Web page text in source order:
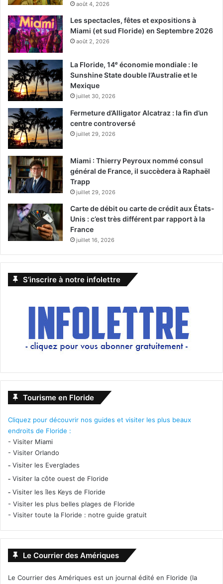
août 4, 2026
Les spectacles, fêtes et expositions à
Miami (et sud Floride) en Septembre 2026
août 2, 2026
La Floride, 14ᵉ économie mondiale : le
Sunshine State double l’Australie et le
Mexique
juillet 30, 2026
Fermeture d’Alligator Alcatraz : la fin d’un
centre controversé
juillet 29, 2026
Miami : Thierry Peyroux nommé consul
général de France, il succèdera à Raphaël
Trapp
juillet 29, 2026
Carte de débit ou carte de crédit aux États-
Unis : c’est très différent par rapport à la
France
juillet 16, 2026
S’inscrire à notre infolettre
Tourisme en Floride
Cliquez pour découvrir nos guides et visiter les plus beaux
endroits de Floride :
- Visiter Miami
- Visiter Orlando
- Visiter les Everglades
- Visiter la côte ouest de Floride
- Visiter les îles Keys de Floride
- Visiter les plus belles plages de Floride
- Visiter toute la Floride : notre guide gratuit
Le Courrier des Amériques
Le Courrier des Amériques est un journal édité en Floride (la